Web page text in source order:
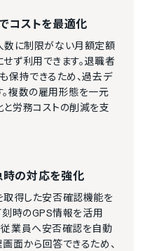
コストを最適化
数に制限がない月額定額
ず利用できます。退職者
保持できるため、過去デ
複数の雇用形態を一元
労務コストの削減を支
の対応を強化
取得した安否確認機能を
刻時のGPS情報を活用
従業員へ安否確認を自動
面から回答できるため、